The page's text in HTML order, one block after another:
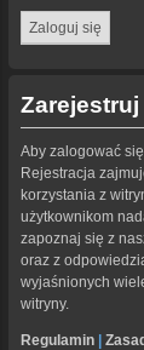
Zarejestruj
Aby zalogować
Rejestracja
korzystania z
użytkownikom
zapoznaj się z
oraz z
wyjaśnionych
witryny.
Regulamin |